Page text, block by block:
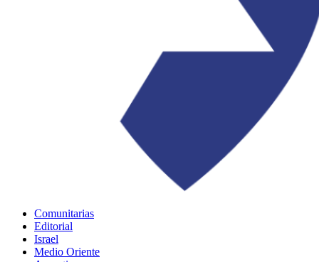
Comunitarias
Editorial
Israel
Medio Oriente